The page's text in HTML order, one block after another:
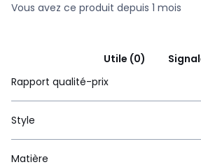
Vous avez ce produit depuis 1 mois
Utile (0)
Rapport qualité-prix
Style
Matière